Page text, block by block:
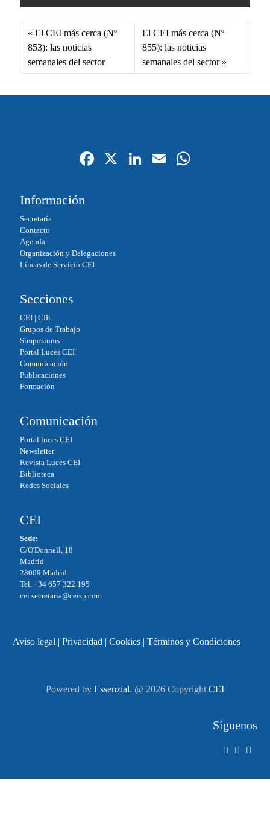
El CEI más cerca (Nº
853): las noticias
semanales del sector
El CEI más cerca (Nº
855): las noticias
semanales del sector
Fa
X
Li
E
Información
Secretaría
Contacto
Agenda
Organización y Delegaciones
Líneas de Servicio CEI
Secciones
CEI| CIE
Grupos de Trabajo
Simposiums
Portal Luces CEI
Comunicación
Publicaciones
Formación
Comunicación
Portal luces CEI
Newsletter
Revista Luces CEI
Biblioteca
Redes Sociales
CEI
Sede:
C/O'Donnell, 18
Madrid
28009 Madrid
Tel. +34 657 322 195
cei.secretaria@ceisp.com
Aviso legal | Privacidad | Cookies| Términos y Condiciones
Powered by Essenzial. @ 2026 Copyright CEI
Síguenos